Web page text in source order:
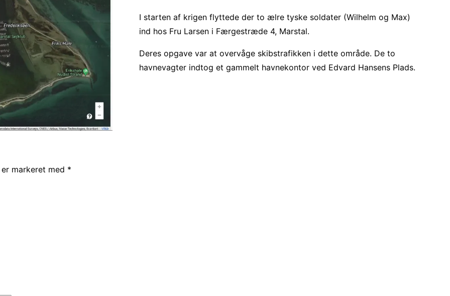
I starten af krigen flyttede der to ælre tyske soldater (Wilhelm og Max)
ind hos Fru Larsen i Færgestræde 4, Marstal.
Deres opgave var at overvåge skibstrafikken i dette område. De to
havnevagter indtog et gammelt havnekontor ved Edvard Hansens Plads.
markeret med *